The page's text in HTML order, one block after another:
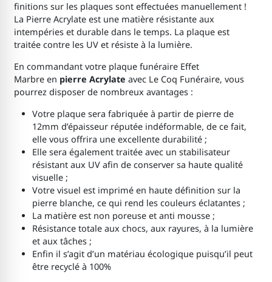
finitions sur les plaques sont effectuées manuellement !
La Pierre Acrylate est une matière résistante aux
intempéries et durable dans le temps. La plaque est
traitée contre les UV et résiste à la lumière.
En commandant votre plaque funéraire Effet
Marbre en pierre Acrylate avec Le Coq Funéraire, vous
pourrez disposer de nombreux avantages :
Votre plaque sera fabriquée à partir de pierre de
12mm d’épaisseur réputée indéformable, de ce fait,
elle vous offrira une excellente durabilité ;
Elle sera également traitée avec un stabilisateur
résistant aux UV afin de conserver sa haute qualité
visuelle ;
Votre visuel est imprimé en haute définition sur la
pierre blanche, ce qui rend les couleurs éclatantes ;
La matière est non poreuse et anti mousse ;
Résistance totale aux chocs, aux rayures, à la lumière
et aux tâches ;
Enfin il s’agit d’un matériau écologique puisqu’il peut
être recyclé à 100%